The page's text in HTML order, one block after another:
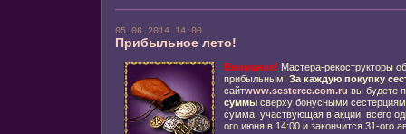
05.06.2014 14:00
Прибыльное лето!
Внимание! Мастера-рекострукторы
прибыльным! За каждую покупку
сайтwww.sesterce.com.ru вы будете
суммысверху бонусными
сумма, участвующая в акции, всего
ого июня в 14:00 и закончится 31-ого